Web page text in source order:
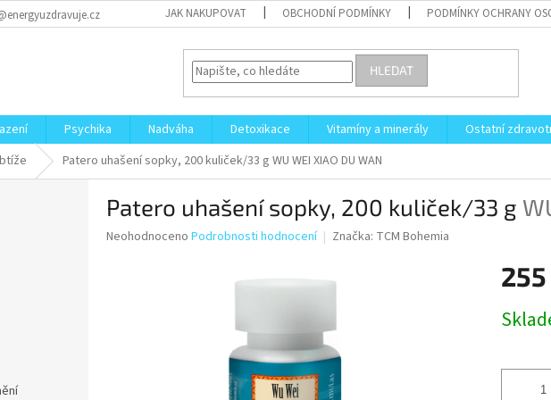
JAK NAKUPOVAT OBCHODNÍ PODMÍNKY PODMÍNKY OCHRANY
HLEDAT
Psychika Nadváha Detoxikace Vitamíny a minerály Ostatní
Patero uhašení sopky, 200 kuliček/33 g WU WEI XIAO DU WAN
Patero uhašení sopky, 200 kuliček/33 g
Průměrné
Neohodnoceno Podrobnosti hodnocení Značka: TCM Bohemia
255
cena: